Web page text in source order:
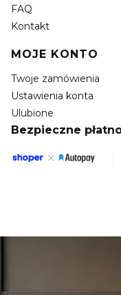
FAQ
Kontakt
MOJE KONTO
Twoje zamówienia
Ustawienia konta
Ulubione
Bezpieczne